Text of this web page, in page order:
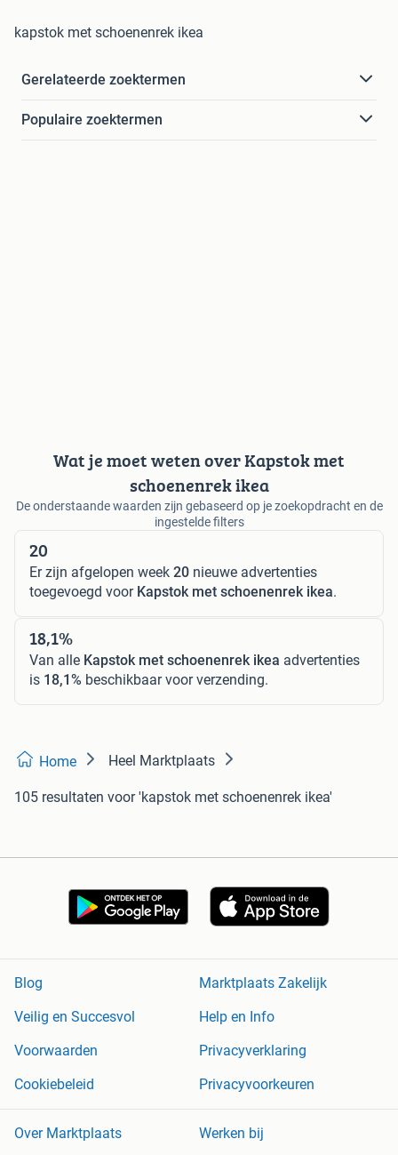
kapstok met schoenenrek ikea
Gerelateerde zoektermen
Populaire zoektermen
Wat je moet weten over Kapstok met
schoenenrek ikea
De onderstaande waarden zijn gebaseerd op je zoekopdracht en de
ingestelde filters
20
Er zijn afgelopen week 20 nieuwe advertenties
toegevoegd voor Kapstok met schoenenrek ikea.
18,1%
Van alle Kapstok met schoenenrek ikea advertenties
is 18,1% beschikbaar voor verzending.
Home Heel Marktplaats
105 resultaten voor 'kapstok met schoenenrek ikea'
Blog
Marktplaats Zakelijk
Veilig en Succesvol
Help en Info
Voorwaarden
Privacyverklaring
Cookiebeleid
Privacyvoorkeuren
Over Marktplaats Werken bij